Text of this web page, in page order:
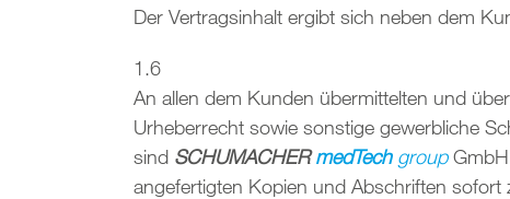
Der Vertragsinhalt ergibt sich neben dem
1.6
An allen dem Kunden übermittelten und
Urheberrecht sowie sonstige gewerbliche
sind SCHUMACHERmedTechgroup
angefertigten Kopien und Abschriften sofort